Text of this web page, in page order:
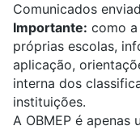
Comunicados
Importante: como
próprias escolas,
aplicação,
interna dos
instituições.
A OBMEP é apenas